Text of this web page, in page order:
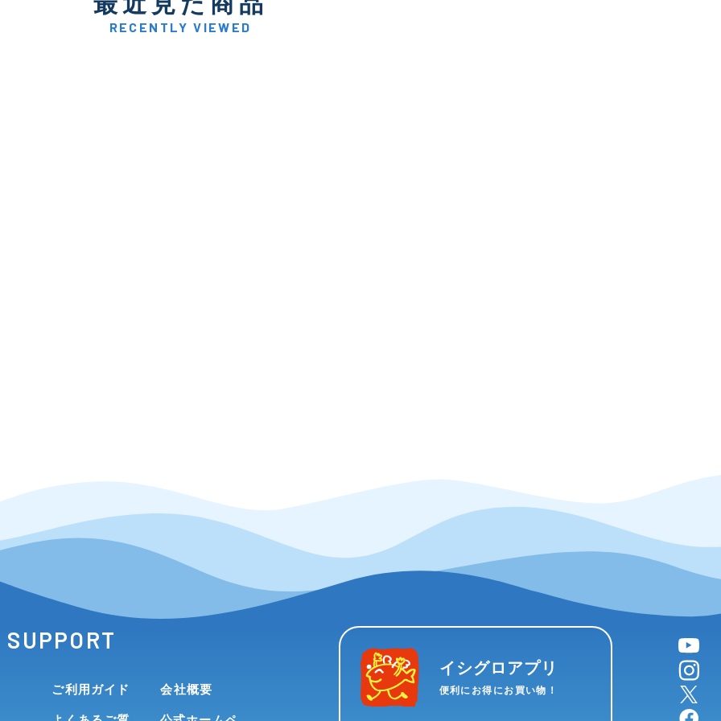
D
著しく状態が悪いが使用はできるもの、改造
品も含む
RECENTLY VIEWED
SUPPORT
ご利用ガイド 会社概要
イシグロアプリ
便利にお得にお買い物！
YouTube
instagram
X
facebook